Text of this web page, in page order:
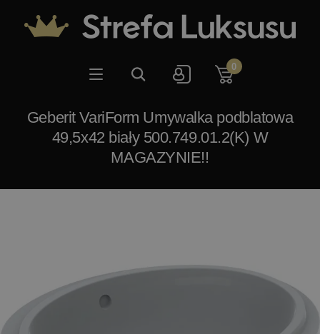
0
Geberit VariForm Umywalka podblatowa
49,5x42 biały 500.749.01.2(K) W
MAGAZYNIE!!